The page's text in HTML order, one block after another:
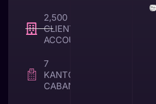
2,500 +
CLIENT TAX &
ACCOUNTING
7
KANTOR
CABANG